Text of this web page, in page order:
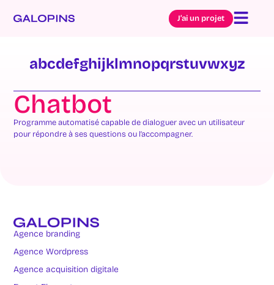
J’ai un projet
abcdefghijklmnopqrstuvwxyz
Chatbot
Programme automatisé capable de dialoguer avec un utilisateur
pour répondre à ses questions ou l’accompagner.
Agence branding
Agence Wordpress
Agence acquisition digitale